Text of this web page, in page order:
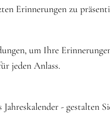
Erinnerungen zu
um Ihre
jeden Anlass.
- gestalten